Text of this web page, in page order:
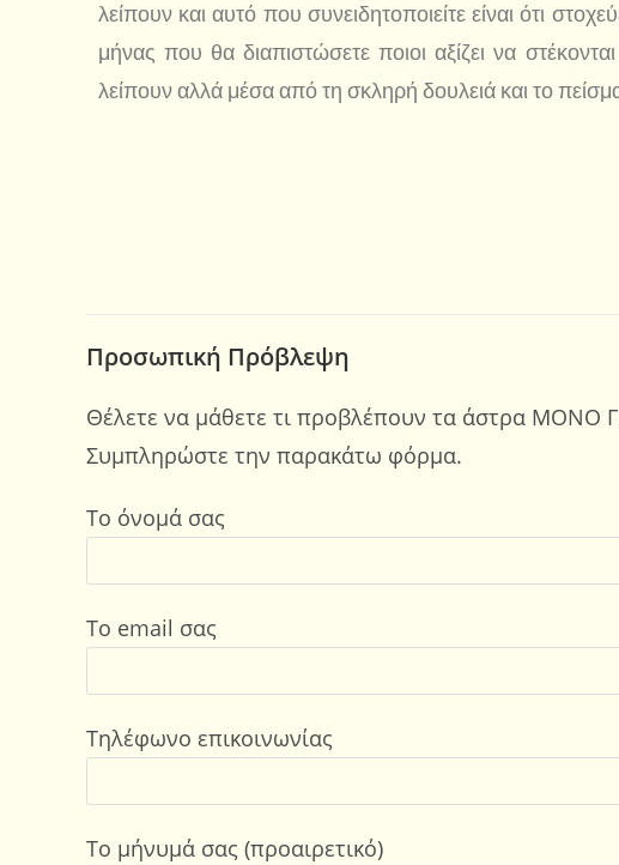
λείπουν και αυτό που συνειδητοποιείτε είναι ότι
μήνας που θα διαπιστώσετε ποιοι αξίζει να
λείπουν αλλά μέσα από τη σκληρή δουλειά και το
Προσωπική Πρόβλεψη
Θέλετε να μάθετε τι προβλέπουν τα άστρα ΜΟΝΟ
Συμπληρώστε την παρακάτω φόρμα.
Το όνομά σας
Το email σας
Τηλέφωνο επικοινωνίας
Το μήνυμά σας (προαιρετικό)